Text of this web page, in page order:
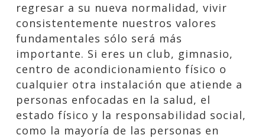
regresar a su nueva normalidad, vivir
consistentemente nuestros valores
fundamentales sólo será más
importante. Si eres un club, gimnasio,
centro de acondicionamiento físico o
cualquier otra instalación que atiende a
personas enfocadas en la salud, el
estado físico y la responsabilidad social,
como la mayoría de las personas en